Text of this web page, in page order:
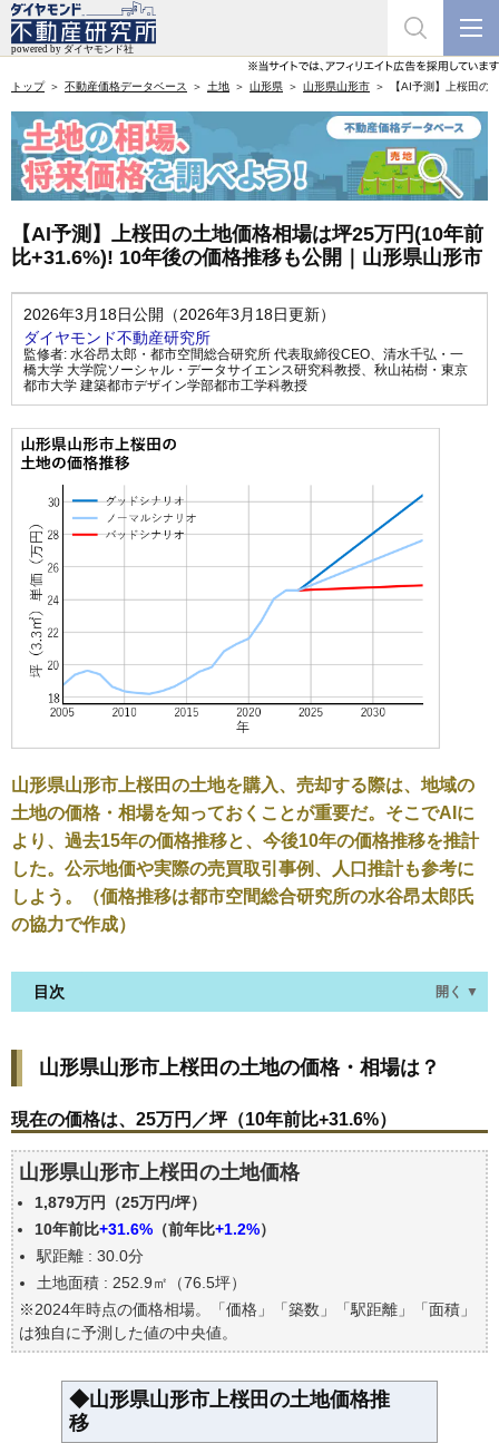
トップ 不動産価格データベース 土地 山形県 山形県山形市 【AI予測】上桜田
【AI予測】上桜田の土地価格相場は坪25万円(10年前
比+31.6%)! 10年後の価格推移も公開｜山形県山形市
2026年3月18日公開（2026年3月18日更新）
ダイヤモンド不動産研究所
監修者: 水谷昂太郎・都市空間総合研究所 代表取締役CEO、 清水千弘・一
橋大学 大学院ソーシャル・データサイエンス研究科教授、 秋山祐樹・東京
都市大学 建築都市デザイン学部都市工学科教授
山形県山形市上桜田の土地を購入、売却する際は、地域の
土地の価格・相場を知っておくことが重要だ。そこでAIに
より、過去15年の価格推移と、今後10年の価格推移を推計
した。公示地価や実際の売買取引事例、人口推計も参考に
しよう。（価格推移は都市空間総合研究所の水谷昂太郎氏
の協力で作成）
目次 開く ▼
現在の価格は、25万円／坪（10年前比+31.6%）
価格を詳細に分析しよう
山形県山形市上桜田の土地の過去の売買事例
公示地価はいくら
エリアの将来性を人口予想から検討しよう
自分の年収でいくらの不動産が買える？
山形県山形市上桜田の土地の価格・相場は？
現在の価格は、25万円／坪（10年前比+31.6%）
山形県山形市上桜田の土地価格
1,879万円（25万円/坪）
10年前比+31.6% （前年比+1.2%）
駅距離 : 30.0分
土地面積 : 252.9㎡（76.5坪）
※2024年時点の価格相場。「価格」「築数」「駅距離」「面積」
は独自に予測した値の中央値。
◆山形県山形市上桜田の土地価格推
移